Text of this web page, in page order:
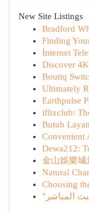
New Site Listings
Bradford
Finding
İnternet
Discover
Boutiq
Ultimately
Earthpulse
iflixclub:
Butuh
Convenient
Dewa212:
金山娛樂
Natural
Choosing